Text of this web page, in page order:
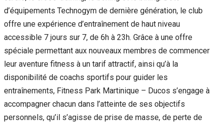
d’équipements Technogym de dernière génération, le club
offre une expérience d’entraînement de haut niveau
accessible 7 jours sur 7, de 6h à 23h. Grâce à une offre
spéciale permettant aux nouveaux membres de commencer
leur aventure fitness à un tarif attractif, ainsi qu’à la
disponibilité de coachs sportifs pour guider les
entraînements, Fitness Park Martinique – Ducos s’engage à
accompagner chacun dans l’atteinte de ses objectifs
personnels, qu’il s’agisse de prise de masse, de perte de